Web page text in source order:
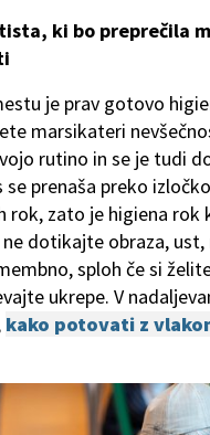
ki bo preprečila
je prav gotovo
marsikateri
rutino in se je tudi
se prenaša preko
rok, zato je higiena rok
dotikajte obraza, ust,
sploh če si
ukrepe. V
kako potovati z